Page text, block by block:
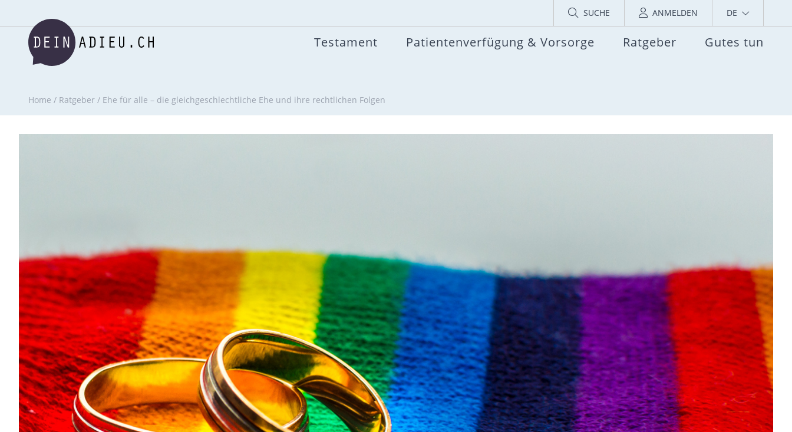
SUCHE ANMELDEN DE
Testament Patientenverfügung & Vorsorge Ratgeber Gutes tun
Home / Ratgeber / Ehe für alle – die gleichgeschlechtliche Ehe und ihre rechtlichen Folgen